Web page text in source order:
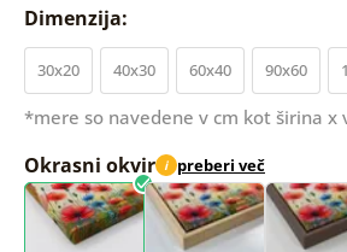
Dimenzija:
30x20 40x30 60x40 90x60
*mere so navedene v cm kot širina x
Okrasni okvir i preberi več